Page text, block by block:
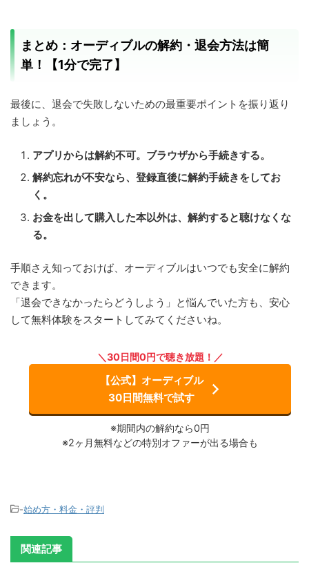
まとめ：オーディブルの解約・退会方法は簡
単！【1分で完了】
最後に、退会で失敗しないための最重要ポイントを振り返り
ましょう。
アプリからは解約不可。ブラウザから手続きする。
解約忘れが不安なら、登録直後に解約手続きをしてお
く。
お金を出して購入した本以外は、解約すると聴けなくな
る。
手順さえ知っておけば、オーディブルはいつでも安全に解約
できます。
「退会できなかったらどうしよう」と悩んでいた方も、安心
して無料体験をスタートしてみてくださいね。
＼30日間0円で聴き放題！／
【公式】オーディブル
30日間無料で試す
※期間内の解約なら0円
※2ヶ月無料などの特別オファーが出る場合も
-始め方・料金・評判
関連記事